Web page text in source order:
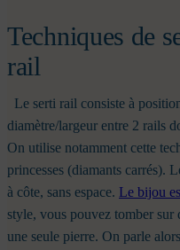
Techniques de
rail
Le serti rail consiste à
diamètre/largeur entre 2 rails
On utilise notamment cette
princesses (diamants carrés).
à côte, sans espace. Le bijou
style, vous pouvez tomber sur
une seule pierre. On parle